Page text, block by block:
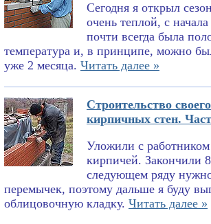
Сегодня я открыл
очень теплой, с
почти всегда была
температура и, в принципе, можно
уже 2 месяца. Читать далее »
Строительство
кирпичных стен.
Уложили с
кирпичей. Закончили
следующем ряду
перемычек, поэтому дальше я буду
облицовочную кладку. Читать далее »